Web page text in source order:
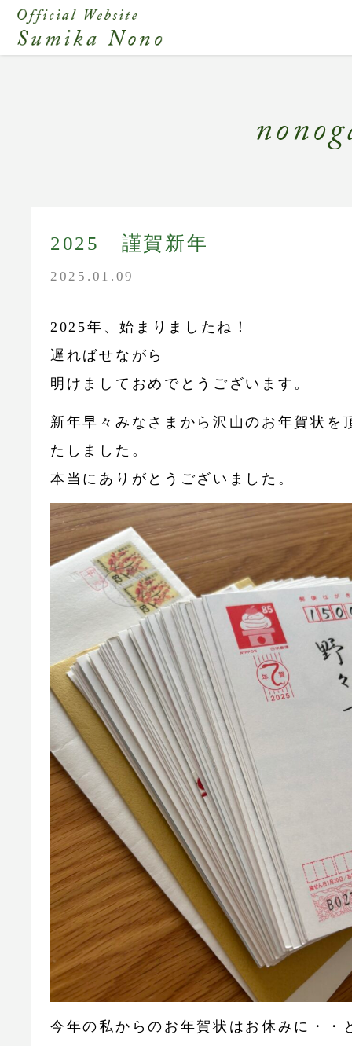
2025 謹賀新年
2025.01.09
2025年、始まりましたね！
遅ればせながら
明けましておめでとうございます。
新年早々みなさまから沢山のお年賀状を
たしました。
本当にありがとうございました。
今年の私からのお年賀状はお休みに・・